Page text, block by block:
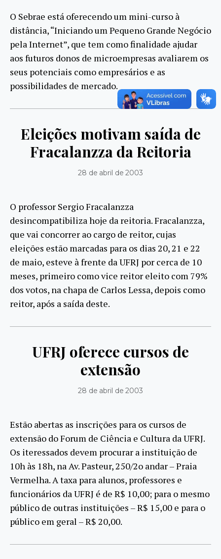
O Sebrae está oferecendo um mini-curso à
distância, “Iniciando um Pequeno Grande Negócio
pela Internet”, que tem como finalidade ajudar
aos futuros donos de microempresas avaliarem os
seus potenciais como empresários e as
possibilidades de mercado.
Eleições motivam saída de
Fracalanzza da Reitoria
28 de abril de 2003
O professor Sergio Fracalanzza
desincompatibiliza hoje da reitoria. Fracalanzza,
que vai concorrer ao cargo de reitor, cujas
eleições estão marcadas para os dias 20, 21 e 22
de maio, esteve à frente da UFRJ por cerca de 10
meses, primeiro como vice reitor eleito com 79%
dos votos, na chapa de Carlos Lessa, depois como
reitor, após a saída deste.
UFRJ oferece cursos de
extensão
28 de abril de 2003
Estão abertas as inscrições para os cursos de
extensão do Forum de Ciência e Cultura da UFRJ.
Os iteressados devem procurar a instituição de
10h às 18h, na Av. Pasteur, 250/2o andar – Praia
Vermelha. A taxa para alunos, professores e
funcionários da UFRJ é de R$ 10,00; para o mesmo
público de outras instituições – R$ 15,00 e para o
público em geral – R$ 20,00.